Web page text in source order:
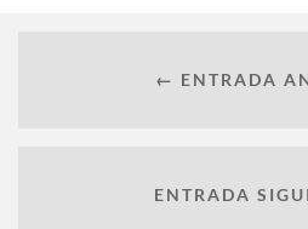
← ENTRADA
ENTRADA